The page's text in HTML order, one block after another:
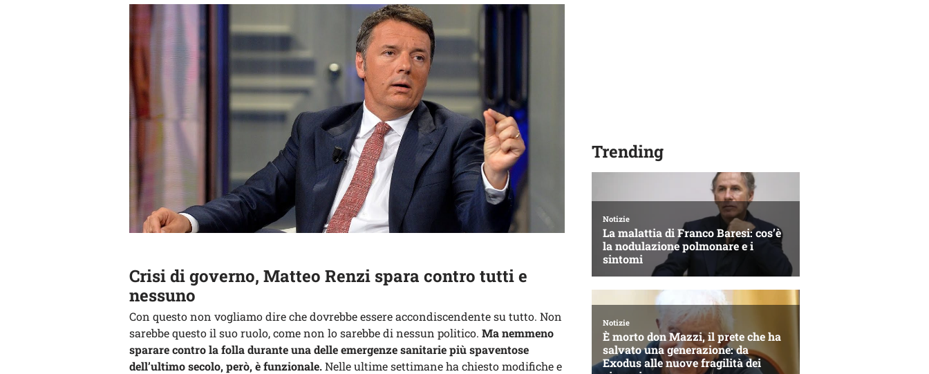
Crisi di governo, Matteo Renzi spara contro tutti e
nessuno
Con questo non vogliamo dire che dovrebbe essere accondiscendente su tutto. Non
sarebbe questo il suo ruolo, come non lo sarebbe di nessun politico. Ma nemmeno
sparare contro la folla durante una delle emergenze sanitarie più spaventose
dell’ultimo secolo, però, è funzionale.Nelle ultime settimane ha chiesto modifiche e
Trending